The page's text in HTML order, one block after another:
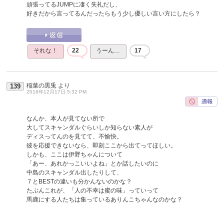
頑張ってるJUMPに凄く失礼だし、
好きだから言ってるんだったらもう少し優しい言い方にしたら？
それな！ 22 うーん… 17
139 稲葉の黒兎 より
2016年12月17日 5:32 PM
なんか、本人が見てない所で
大してスキャンダルぐらいしか知らない素人が
ディスってんのを見てて、不愉快。
彼を応援できないなら、即刻ここから出てってほしい。
しかも、ここは伊野ちゃんについて
「あー、あれかっこいいよね」とか話したいのに
中島のスキャンダル出したりして、
７とBESTの違いも分かんないのかな？
たぶんこれが、「人の不幸は蜜の味」っていって
馬鹿にする人たちは集っているありんこちゃんなのかな？